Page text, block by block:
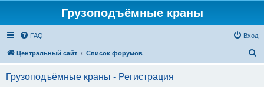
Грузоподъёмные краны
FAQ Вход
Центральный сайт Список форумов
Грузоподъёмные краны - Регистрация